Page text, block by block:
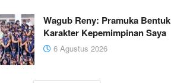
Wagub Reny: Pramuka Bentuk
Karakter Kepemimpinan Saya
6 Agustus 2026